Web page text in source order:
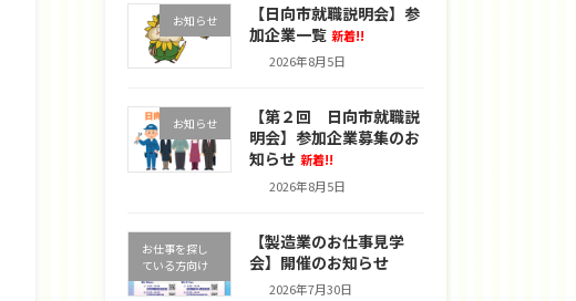
お知らせ
【日向市就職説明会】参
加企業一覧 新着!!
2026年8月5日
お知らせ
【第２回 日向市就職説
明会】参加企業募集のお
知らせ 新着!!
2026年8月5日
お仕事を探し
ている方向け
【製造業のお仕事見学
会】開催のお知らせ
2026年7月30日